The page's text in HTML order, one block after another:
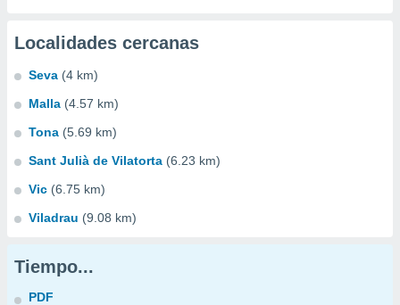
Localidades cercanas
Seva (4 km)
Malla (4.57 km)
Tona (5.69 km)
Sant Julià de Vilatorta (6.23 km)
Vic (6.75 km)
Viladrau (9.08 km)
Tiempo...
PDF